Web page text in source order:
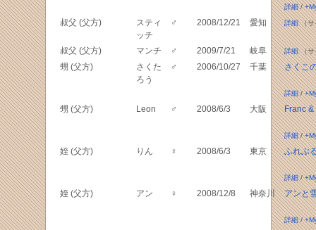
詳細/
叔父 (父方)
スティ
ッチ
♂ 2008/12/21 愛知 詳細（サ
叔父 (父方) マンチ ♂ 2009/7/21 岐阜 詳細（サ
甥 (父方)
さくた
ろう
♂ 2006/10/27 千葉 さくこ
詳細/
甥 (父方) Leon ♂ 2008/6/3 大阪 Franc &
詳細/
姪 (父方) りん ♀ 2008/6/3 東京 ふれぶ
詳細/
姪 (父方) アン ♀ 2008/12/8 神奈川 アンと
詳細/